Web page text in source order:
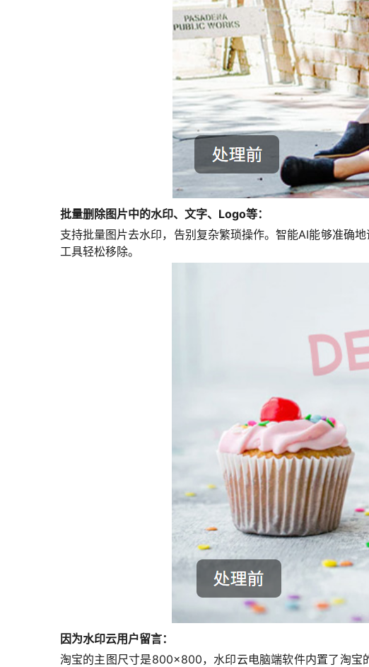
批量删除图片中的水印、文字、Logo等：
支持批量图片去水印，告别复杂繁琐操作。智能AI能够准确
工具轻松移除。
因为水印云用户留言：
淘宝的主图尺寸是800×800，水印云电脑端软件内置了淘宝